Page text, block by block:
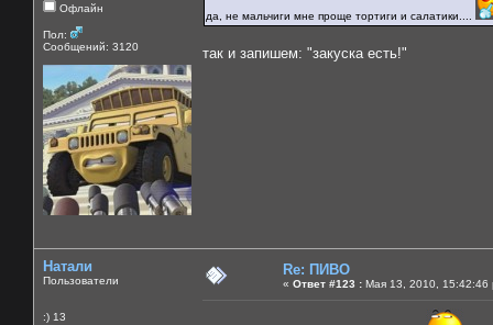
Офлайн
Пол:
Сообщений: 3120
да, не мальчиги мне проще тортиги и салатики....
так и запишем: "закуска есть!"
Натали
Пользователи
:) 13
Re: ПИВО
« Ответ #123 : Мая 13, 2010, 15:42:46